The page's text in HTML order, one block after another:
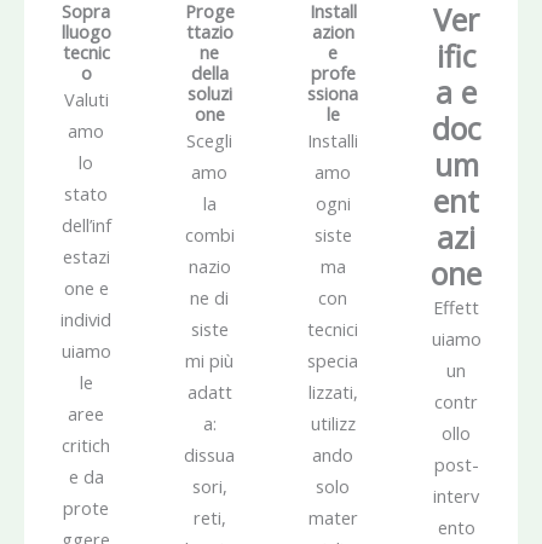
Sopra
lluogo
tecnic
o
Valuti
amo
lo
stato
dell’inf
estazi
one e
individ
uiamo
le
aree
critich
e da
prote
ggere
Proge
ttazio
ne
della
soluzi
one
Scegli
amo
la
combi
nazio
ne di
siste
mi più
adatt
a:
dissua
sori,
reti,
Install
azion
e
profe
ssiona
le
Installi
amo
ogni
siste
ma
con
tecnici
specia
lizzati,
utilizz
ando
solo
mater
Ver
ific
a e
doc
um
ent
azi
one
Effett
uiamo
un
contr
ollo
post-
interv
ento